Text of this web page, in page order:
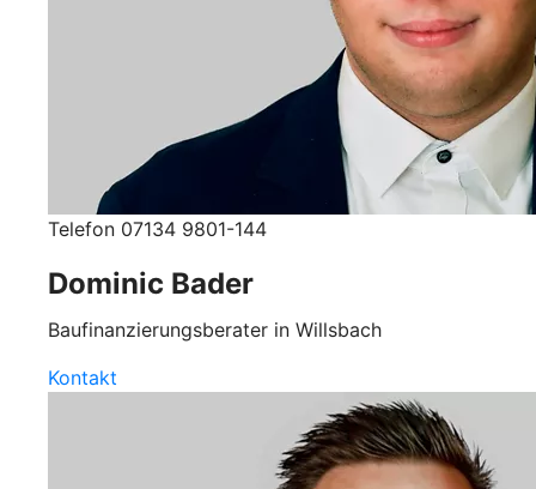
Telefon 07134 9801-144
Dominic Bader
Baufinanzierungsberater in Willsbach
Kontakt